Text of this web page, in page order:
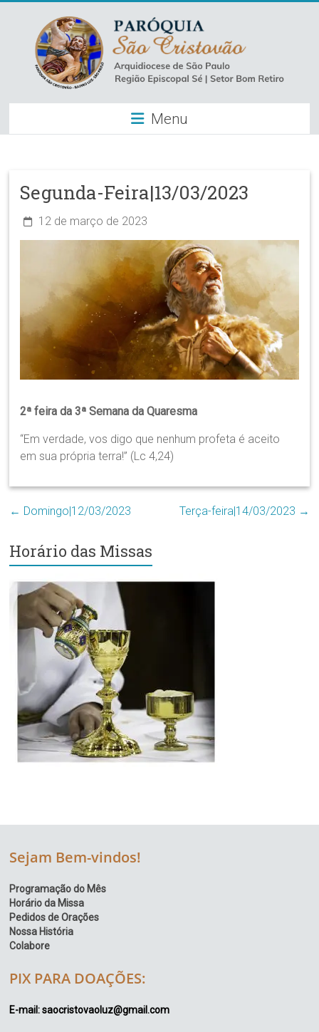
content
Paróquia
São
–
Luz
Arquidiocese
Episcopal
Bom
Menu
Segunda-Feira|13/03/2023
12 de março de 2023
2ª feira da 3ª Semana da Quaresma
“Em verdade, vos digo que nenhum profeta é aceito
em sua própria terra!” (Lc 4,24)
← Domingo|12/03/2023 Terça-feira|14/03/2023 →
Horário das Missas
Sejam Bem-vindos!
Programação do Mês
Horário da Missa
Pedidos de Orações
Nossa História
Colabore
PIX PARA DOAÇÕES:
E-mail: saocristovaoluz@gmail.com